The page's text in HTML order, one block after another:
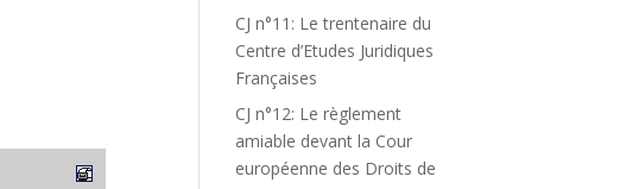
CJ n°11: Le trentenaire du
Centre d’Etudes Juridiques
Françaises
CJ n°12: Le règlement
amiable devant la Cour
européenne des Droits de